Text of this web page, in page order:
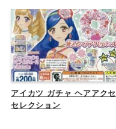
アイカツ ガチャ ヘアアクセ
セレクション